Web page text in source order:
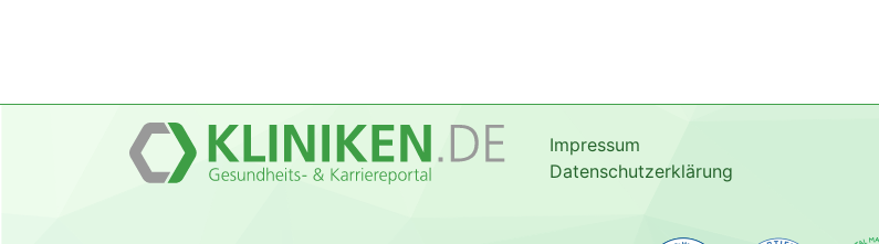
Impressum
Datenschutzerklärung